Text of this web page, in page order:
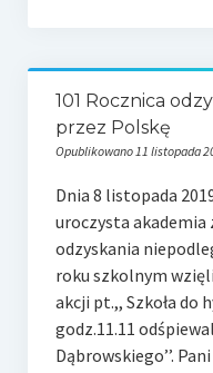
101 Rocznica
przez Polskę
Opublikowano 11 listopada
Dnia 8 listopada
uroczysta akademia
odzyskania
roku szkolnym
akcji pt.,, Szkoła do
godz.11.11
Dąbrowskiego’’.